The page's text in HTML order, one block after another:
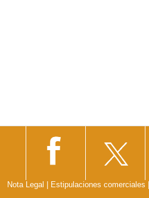
Nota Legal Estipulaciones comerciales